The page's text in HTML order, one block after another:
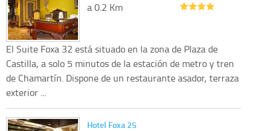
a 0.2 Km
El Suite Foxa 32 está situado en la zona de Plaza de
Castilla, a solo 5 minutos de la estación de metro y tren
de Chamartín. Dispone de un restaurante asador, terraza
exterior ...
Hotel Foxa 25